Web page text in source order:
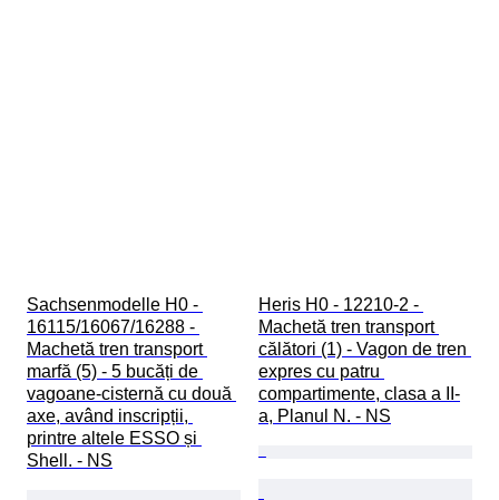
Sachsenmodelle H0 -
16115/16067/16288 -
Machetă tren transport
marfă (5) - 5 bucăți de
vagoane-cisternă cu două
axe, având inscripții,
printre altele ESSO și
Shell. - NS
Heris H0 - 12210-2 -
Machetă tren transport
călători (1) - Vagon de tren
expres cu patru
compartimente, clasa a II-
a, Planul N. - NS